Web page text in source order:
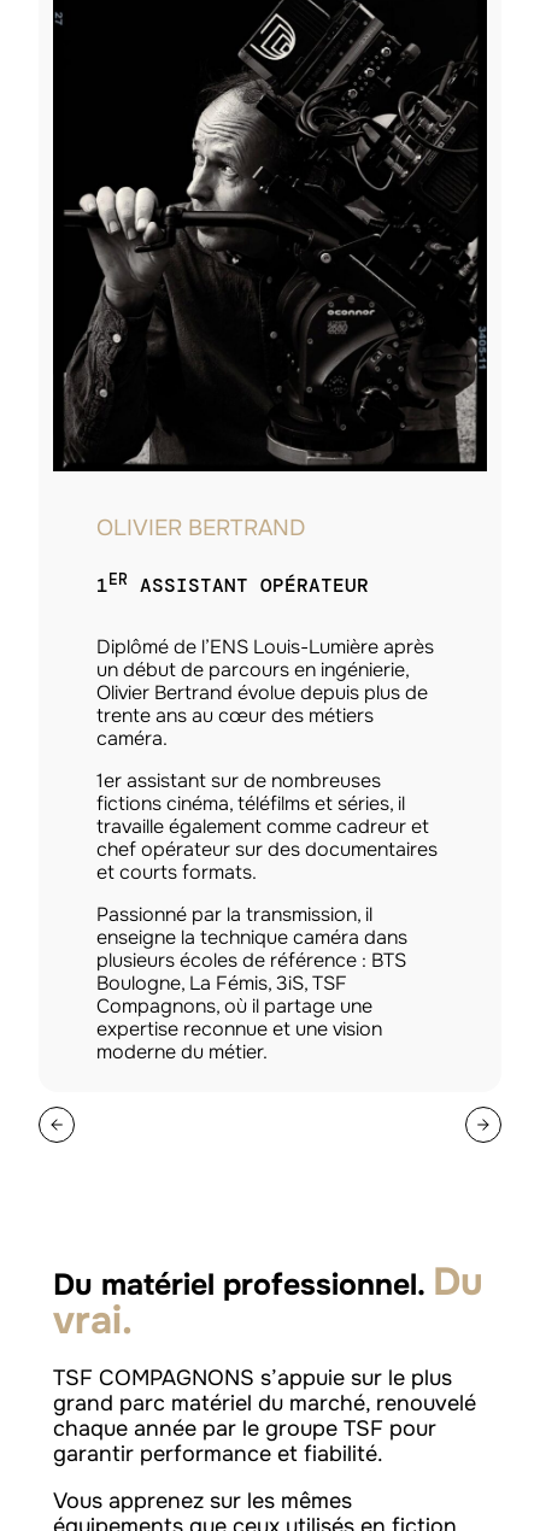
OLIVIER BERTRAND
1ER ASSISTANT OPÉRATEUR
Diplômé de l’ENS Louis-Lumière après
un début de parcours en ingénierie,
Olivier Bertrand évolue depuis plus de
trente ans au cœur des métiers
caméra.
1er assistant sur de nombreuses
fictions cinéma, téléfilms et séries, il
travaille également comme cadreur et
chef opérateur sur des documentaires
et courts formats.
Passionné par la transmission, il
enseigne la technique caméra dans
plusieurs écoles de référence : BTS
Boulogne, La Fémis, 3iS, TSF
Compagnons, où il partage une
expertise reconnue et une vision
moderne du métier.
Du matériel professionnel. Du
vrai.
TSF COMPAGNONS s’appuie sur le plus
grand parc matériel du marché, renouvelé
chaque année par le groupe TSF pour
garantir performance et fiabilité.
Vous apprenez sur les mêmes